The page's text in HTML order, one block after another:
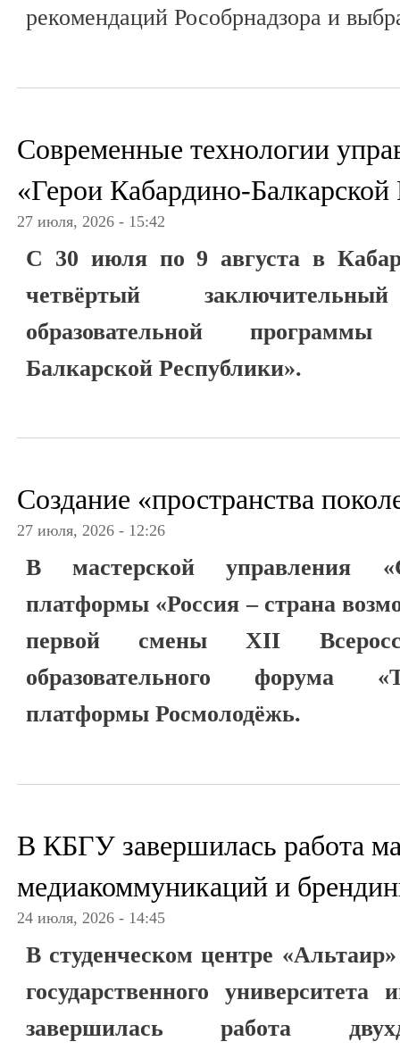
рекомендаций Рособрнадзора и
Современные технологии
«Герои Кабардино-Балкарской
27 июля, 2026 - 15:42
С 30 июля по 9 августа в
четвёртый
образовательной
Балкарской Республики».
Создание «пространства
27 июля, 2026 - 12:26
В мастерской управления
платформы «Россия – страна
первой смены XII
образовательного форума
платформы Росмолодёжь.
В КБГУ завершилась работа
медиакоммуникаций и
24 июля, 2026 - 14:45
В студенческом центре
государственного
завершилась работа